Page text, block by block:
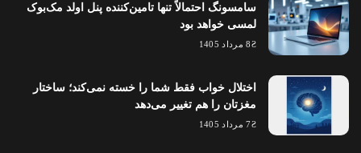
سامسونگ احتمالاً تنها تامین‌کننده پنل اولد مک‌بوک
لمسی خواهد بود
8 مرداد 1405
اختلال خواب فقط شما را خسته نمی‌کند؛ ساختار
مغزتان را هم تغییر می‌دهد
7 مرداد 1405